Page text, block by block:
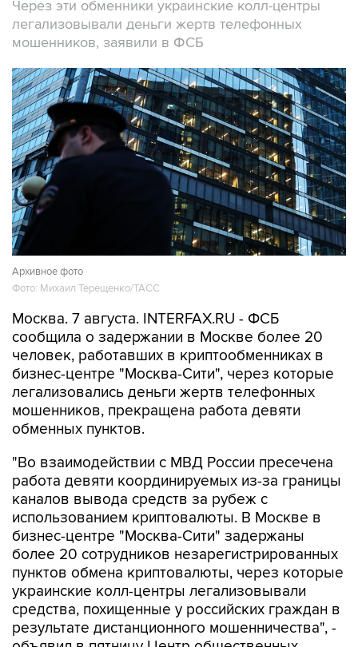
Через эти обменники украинские колл-центры
легализовывали деньги жертв телефонных
мошенников, заявили в ФСБ
Архивное фото
Фото: Михаил Терещенко/ТАСС
Москва. 7 августа. INTERFAX.RU - ФСБ
сообщила о задержании в Москве более 20
человек, работавших в криптообменниках в
бизнес-центре "Москва-Сити", через которые
легализовались деньги жертв телефонных
мошенников, прекращена работа девяти
обменных пунктов.
"Во взаимодействии с МВД России пресечена
работа девяти координируемых из-за границы
каналов вывода средств за рубеж с
использованием криптовалюты. В Москве в
бизнес-центре "Москва-Сити" задержаны
более 20 сотрудников незарегистрированных
пунктов обмена криптовалюты, через которые
украинские колл-центры легализовывали
средства, похищенные у российских граждан в
результате дистанционного мошенничества", -